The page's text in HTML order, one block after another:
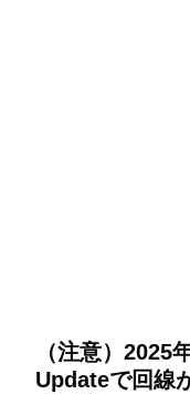
（注意）
Updateで回線